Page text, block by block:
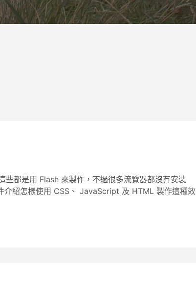
都是用 Flash 來製作，不過很多流覽器都沒有安裝
紹怎樣使用 CSS、 JavaScript 及 HTML 製作這種效